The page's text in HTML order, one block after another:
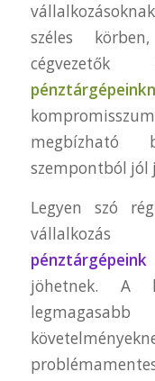
széles
megbízható
szempontból jól
Legyen szó
pénztárgépeink
jöhetnek. A